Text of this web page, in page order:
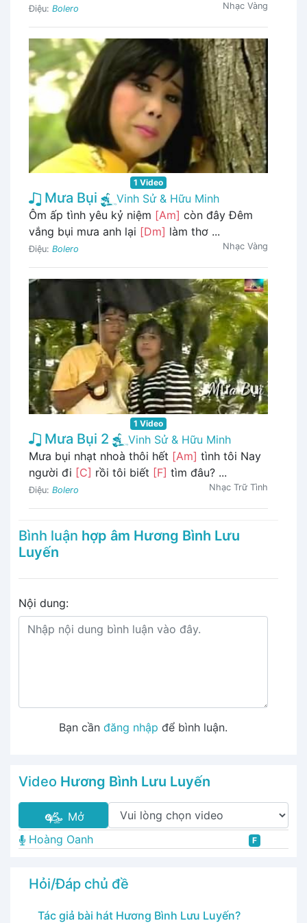
Điệu: Bolero Nhạc Vàng
1 Video
Mưa Bụi
Vinh Sử & Hữu Minh
Ôm ấp tình yêu kỷ niệm [Am] còn đây Đêm
vắng bụi mưa anh lại [Dm] làm thơ ...
Điệu: Bolero Nhạc Vàng
1 Video
Mưa Bụi 2
Vinh Sử & Hữu Minh
Mưa bụi nhạt nhoà thôi hết [Am] tình tôi Nay
người đi [C] rồi tôi biết [F] tìm đâu? ...
Điệu: Bolero Nhạc Trữ Tình
Bình luận hợp âm Hương Bình Lưu
Luyến
Nội dung:
Bạn cần đăng nhập để bình luận.
Video Hương Bình Lưu Luyến
Mở
Hoàng Oanh
F
Hỏi/Đáp chủ đề
Tác giả bài hát Hương Bình Lưu Luyến?